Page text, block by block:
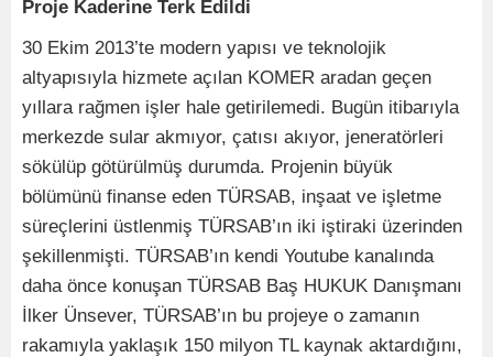
Proje Kaderine Terk Edildi
30 Ekim 2013’te modern yapısı ve teknolojik
altyapısıyla hizmete açılan KOMER aradan geçen
yıllara rağmen işler hale getirilemedi. Bugün itibarıyla
merkezde sular akmıyor, çatısı akıyor, jeneratörleri
sökülüp götürülmüş durumda. Projenin büyük
bölümünü finanse eden TÜRSAB, inşaat ve işletme
süreçlerini üstlenmiş TÜRSAB’ın iki iştiraki üzerinden
şekillenmişti. TÜRSAB’ın kendi Youtube kanalında
daha önce konuşan TÜRSAB Baş HUKUK Danışmanı
İlker Ünsever, TÜRSAB’ın bu projeye o zamanın
rakamıyla yaklaşık 150 milyon TL kaynak aktardığını,